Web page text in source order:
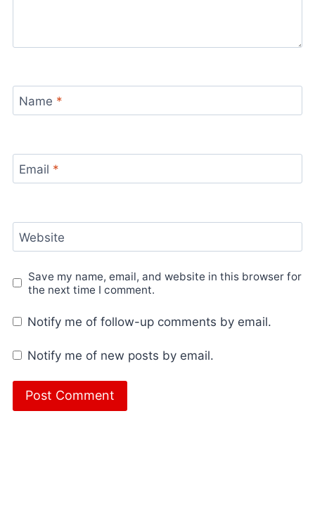
Name *
Email *
Website
Save my name, email, and website in this browser for
the next time I comment.
Notify me of follow-up comments by email.
Notify me of new posts by email.